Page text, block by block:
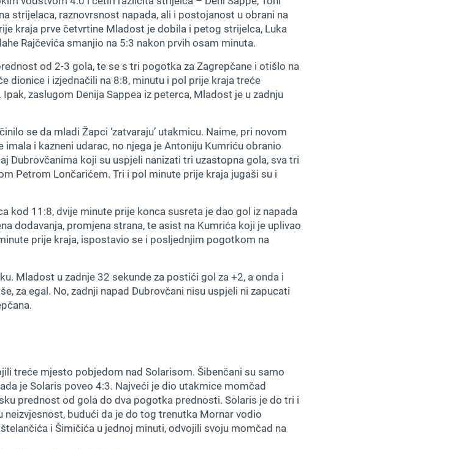
strijelaca, raznovrsnost napada, ali i postojanost u obrani na
kraja prve četvrtine Mladost je dobila i petog strijelca, Luka
Rajčevića smanjio na 5:3 nakon prvih osam minuta.
od 2-3 gola, te se s tri pogotka za Zagrepčane i otišlo na
dionice i izjednačili na 8:8, minutu i pol prije kraja treće
zaslugom Denija Sappea iz peterca, Mladost je u zadnju
se da mladi Žapci ‘zatvaraju’ utakmicu. Naime, pri novom
i kazneni udarac, no njega je Antoniju Kumriću obranio
Dubrovčanima koji su uspjeli nanizati tri uzastopna gola, sva tri
Petrom Lončarićem. Tri i pol minute prije kraja jugaši su i
kod 11:8, dvije minute prije konca susreta je dao gol iz napada
dodavanja, promjena strana, te asist na Kumrića koji je uplivao
prije kraja, ispostavio se i posljednjim pogotkom na
Mladost u zadnje 32 sekunde za postići gol za +2, a onda i
za egal. No, zadnji napad Dubrovčani nisu uspjeli ni zapucati
treće mjesto pobjedom nad Solarisom. Šibenčani su samo
je Solaris poveo 4:3. Najveći je dio utakmice momčad
prednost od gola do dva pogotka prednosti. Solaris je do tri i
budući da je do tog trenutka Mornar vodio
i Šimičića u jednoj minuti, odvojili svoju momčad na